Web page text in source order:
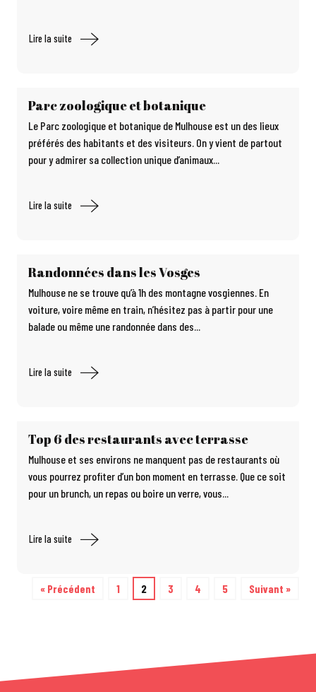
Lire la suite
Parc zoologique et botanique
Le Parc zoologique et botanique de Mulhouse est un des lieux
préférés des habitants et des visiteurs. On y vient de partout
pour y admirer sa collection unique d’animaux...
Lire la suite
Randonnées dans les Vosges
Mulhouse ne se trouve qu’à 1h des montagne vosgiennes. En
voiture, voire même en train, n’hésitez pas à partir pour une
balade ou même une randonnée dans des...
Lire la suite
Top 6 des restaurants avec terrasse
Mulhouse et ses environs ne manquent pas de restaurants où
vous pourrez profiter d’un bon moment en terrasse. Que ce soit
pour un brunch, un repas ou boire un verre, vous...
Lire la suite
« Précédent 1 2 3 4 5 Suivant »